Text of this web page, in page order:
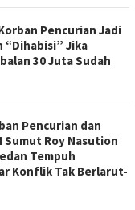
Pencurian Jadi
“Dihabisi” Jika
30 Juta Sudah
Pencurian dan
Sumut Roy Nasution
Tempuh
Konflik Tak Berlarut-